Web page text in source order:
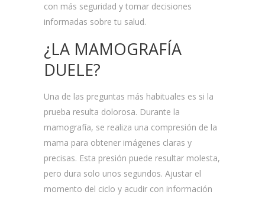
con más seguridad y tomar decisiones
informadas sobre tu salud.
¿LA MAMOGRAFÍA
DUELE?
Una de las preguntas más habituales es si la
prueba resulta dolorosa. Durante la
mamografía, se realiza una compresión de la
mama para obtener imágenes claras y
precisas. Esta presión puede resultar molesta,
pero dura solo unos segundos. Ajustar el
momento del ciclo y acudir con información